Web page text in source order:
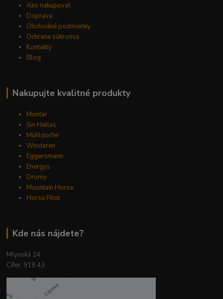
Ako nakupovať
Doprava
Obchodné podmienky
Ochrana súkromia
Kontakty
Blog
Nakupujte kvalitné produkty
Montar
Sin Hellas
Mühldorfer
Winderen
Eggersmann
Energys
Dromy
Mountain Horse
Horse Pilot
Kde nás nájdete?
Mlynská 24
Cífer, 919 43